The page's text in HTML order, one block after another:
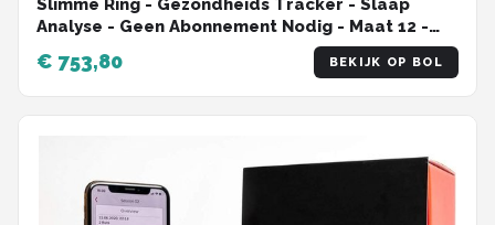
Slimme Ring - Gezondheids Tracker - Slaap
Analyse - Geen Abonnement Nodig - Maat 12 -
€ 753,80 BEKIJK OP BOL